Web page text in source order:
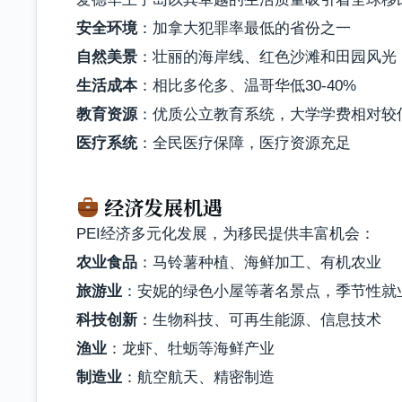
安全环境：加拿大犯罪率最低的省份之一
自然美景 ：壮丽的海岸线、红色沙滩和田园风光
生活成本：相比多伦多、温哥华低30-40%
教育资源：优质公立教育系统，大学学费相对较
医疗系统：全民医疗保障，医疗资源充足
经济发展机遇
PEI经济多元化发展，为移民提供丰富机会：
农业食品 ：马铃薯种植、海鲜加工、有机农业
旅游业 ：安妮的绿色小屋等著名景点，季节性就
科技创新 ：生物科技、可再生能源、信息技术
渔业 ：龙虾、牡蛎等海鲜产业
制造业 ：航空航天、精密制造